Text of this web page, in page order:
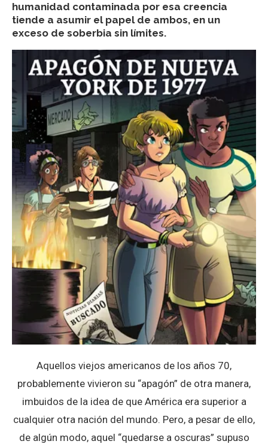
humanidad contaminada por esa creencia
tiende a asumir el papel de ambos, en un
exceso de soberbia sin límites.
Aquellos viejos americanos de los años 70,
probablemente vivieron su “apagón” de otra manera,
imbuidos de la idea de que América era superior a
cualquier otra nación del mundo. Pero, a pesar de ello,
de algún modo, aquel “quedarse a oscuras” supuso